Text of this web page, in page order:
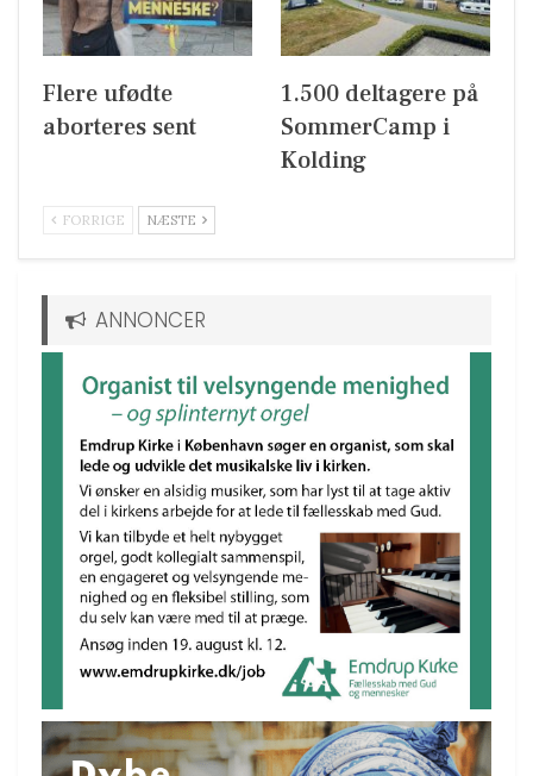
Flere ufødte
aborteres sent
1.500 deltagere på
SommerCamp i
Kolding
FORRIGE NÆSTE
ANNONCER